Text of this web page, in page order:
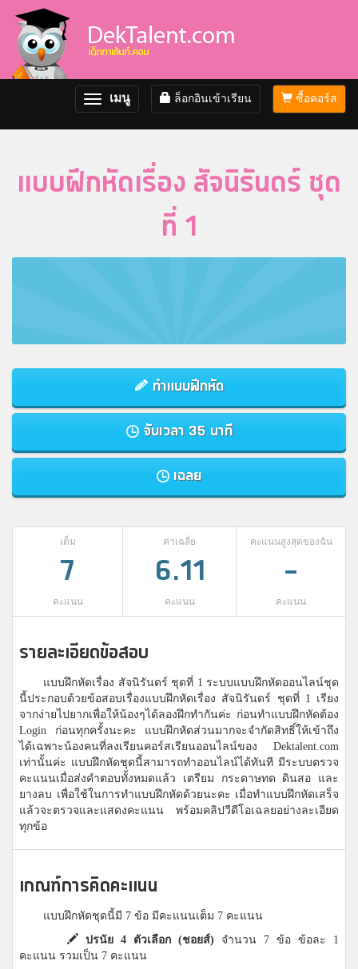
ซื้อคอร์ส
ล็อกอินเข้าเรียน
Toggle
navigation
เมนู
แบบฝึกหัดเรื่อง สัจนิรันดร์ ชุด
ที่ 1
ทำแบบฝึกหัด
จับเวลา 35 นาที
เฉลย
เต็ม
7
คะแนน
ค่าเฉลี่ย
6.11
คะแนน
คะแนนสูงสุดของฉัน
-
คะแนน
รายละเอียดข้อสอบ
แบบฝึกหัดเรื่อง สัจนิรันดร์ ชุดที่ 1 ระบบแบบฝึกหัดออนไลน์ชุด
นี้ประกอบด้วยข้อสอบเรื่องแบบฝึกหัดเรื่อง สัจนิรันดร์ ชุดที่ 1 เรียง
จากง่ายไปยากเพื่อให้น้องๆได้ลองฝึกทำกันค่ะ ก่อนทำแบบฝึกหัดต้อง
Login ก่อนทุกครั้งนะคะ แบบฝึกหัดส่วนมากจะจำกัดสิทธิ์ให้เข้าถึง
ได้เฉพาะน้องคนที่ลงเรียนคอร์สเรียนออนไลน์ของ Dektalent.com
เท่านั้นค่ะ แบบฝึกหัดชุดนี้สามารถทำออนไลน์ได้ทันที มีระบบตรวจ
คะแนนเมื่อส่งคำตอบทั้งหมดแล้ว เตรียม กระดาษทด ดินสอ และ
ยางลบ เพื่อใช้ในการทำแบบฝึกหัดด้วยนะคะ เมื่อทำแบบฝึกหัดเสร็จ
แล้วจะตรวจและแสดงคะแนน พร้อมคลิปวีดีโอเฉลยอย่างละเอียด
ทุกข้อ
เกณฑ์การคิดคะแนน
แบบฝึกหัดชุดนี้มี 7 ข้อ มีคะแนนเต็ม 7 คะแนน
ปรนัย 4 ตัวเลือก (ชอยส์) จำนวน 7 ข้อ ข้อละ 1
คะแนน รวมเป็น 7 คะแนน